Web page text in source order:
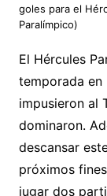
goles para el
Paralímpico)
El Hércules
temporada en
impusieron al
dominaron.
descansar
próximos
jugar dos